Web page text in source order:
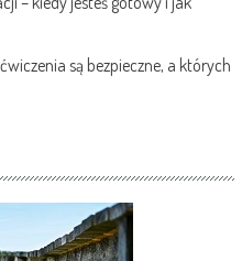
są bezpieczne, a których